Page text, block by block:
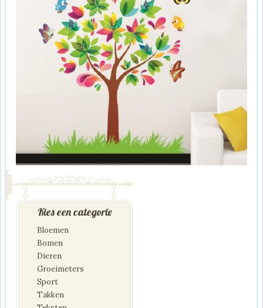
Kies een categorie
Bloemen
Bomen
Dieren
Groeimeters
Sport
Takken